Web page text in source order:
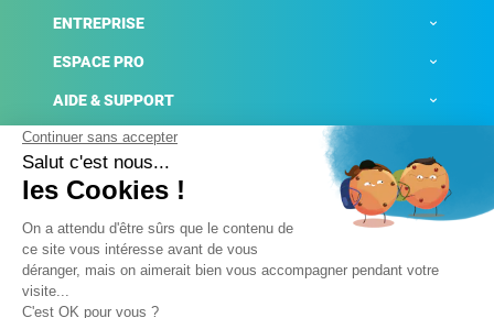
ENTREPRISE
ESPACE PRO
AIDE & SUPPORT
ACTUALITÉS
Mentions légales